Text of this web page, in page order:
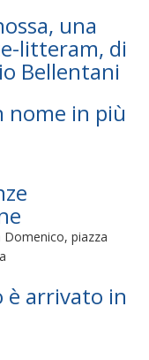
una
litteram, di
Bellentani
nome in più
Domenico, piazza
è arrivato in